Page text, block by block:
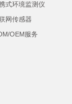
式环境监测仪
网传感器
OEM服务